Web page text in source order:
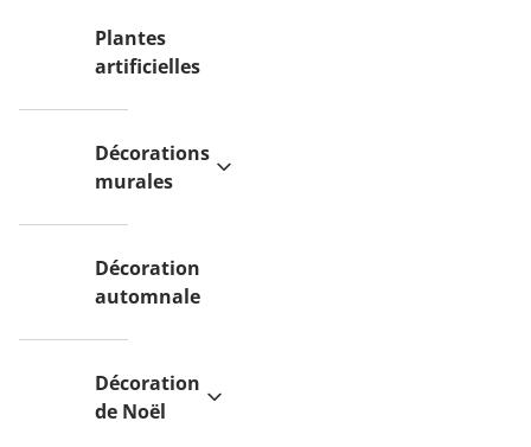
Plantes
artificielles
Décorations
murales
Décoration
automnale
Décoration
de Noël